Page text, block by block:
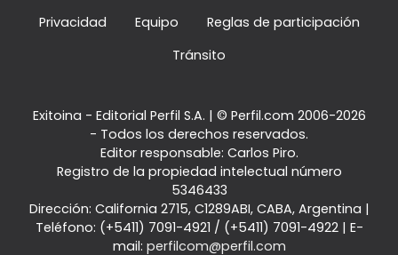
Privacidad
Equipo
Reglas de participación
Tránsito
Exitoina - Editorial Perfil S.A. | © Perfil.com 2006-2026
- Todos los derechos reservados.
Editor responsable: Carlos Piro.
Registro de la propiedad intelectual número
5346433
Dirección: California 2715, C1289ABI, CABA, Argentina |
Teléfono: (+5411) 7091-4921 / (+5411) 7091-4922| E-
mail: perfilcom@perfil.com